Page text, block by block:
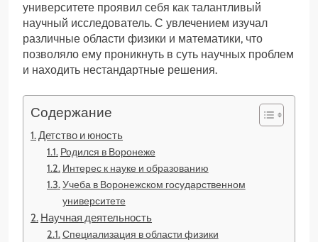
университете проявил себя как талантливый
научный исследователь. С увлечением изучал
различные области физики и математики, что
позволяло ему проникнуть в суть научных проблем
и находить нестандартные решения.
Содержание
Детство и юность
Родился в Воронеже
Интерес к науке и образованию
Учеба в Воронежском государственном
университете
Научная деятельность
Специализация в области физики